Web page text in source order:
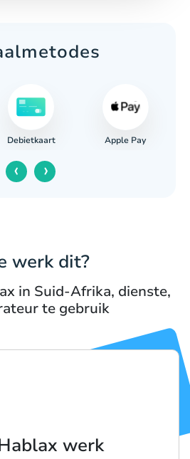
Debietkaart Apple Pay
‹ ›
werk dit?
in Suid-Afrika, dienste,
te gebruik
werk